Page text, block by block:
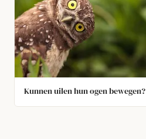
Kunnen uilen hun ogen bewegen?